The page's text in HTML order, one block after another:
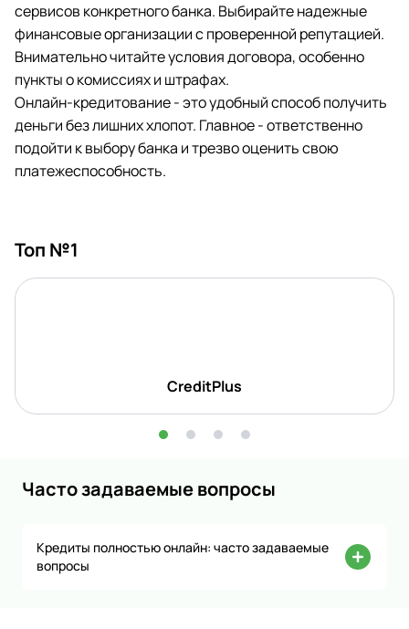
сервисов конкретного банка. Выбирайте надежные
финансовые организации с проверенной репутацией.
Внимательно читайте условия договора, особенно
пункты о комиссиях и штрафах.
Онлайн-кредитование - это удобный способ получить
деньги без лишних хлопот. Главное - ответственно
подойти к выбору банка и трезво оценить свою
платежеспособность.
Топ №1
CreditPlus
Часто задаваемые вопросы
Кредиты полностью онлайн: часто задаваемые
вопросы